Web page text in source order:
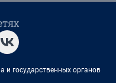
и государственных органов